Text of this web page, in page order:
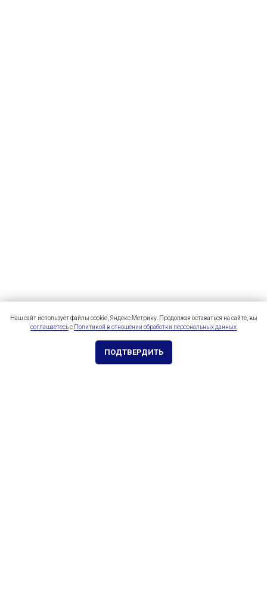
Наш сайт использует файлы cookie, Яндекс.Метрику. Продолжая оставаться на сайте, вы
соглашаетесьс Политикой в отношении обработки персональных данных
ПОДТВЕРДИТЬ